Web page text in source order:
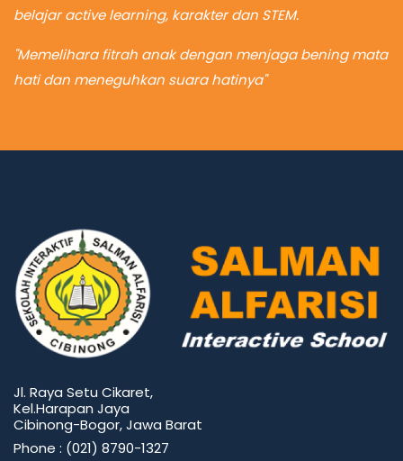
belajar active learning, karakter dan STEM.
"Memelihara fitrah anak dengan menjaga bening mata
hati dan meneguhkan suara hatinya"
Jl. Raya Setu Cikaret,
Kel.Harapan Jaya
Cibinong-Bogor, Jawa Barat
Phone : (021) 8790-1327